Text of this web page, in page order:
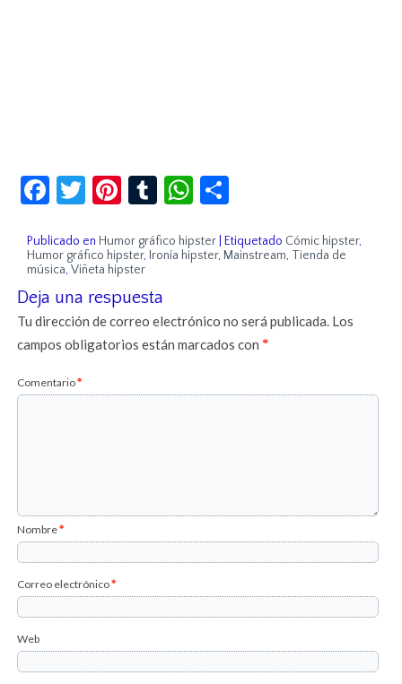
Facebook
Twitter
Pinterest
TumblrWhatsApp
Publicado en Humor gráfico hipster Etiquetado Cómic hipster,
Humor gráfico hipster, Ironía hipster, Mainstream, Tienda de
música,Viñeta hipster
Deja una respuesta
Tu dirección de correo electrónico no será publicada. Los
campos obligatorios están marcados con*
Comentario*
Nombre*
Correo electrónico*
Web